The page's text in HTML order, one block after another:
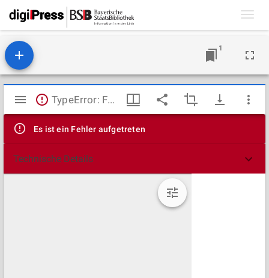
1
Mirador
Viewer
TypeError: Failed to fetch
Es ist ein Fehler aufgetreten
Technische Details